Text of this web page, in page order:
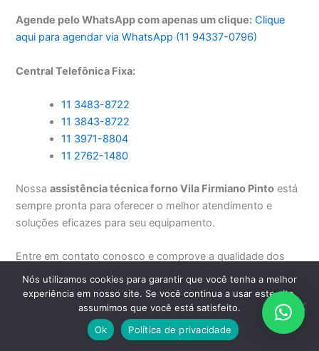
Agende pelo WhatsApp com apenas um clique: Clique
aqui para agendar via WhatsApp (11 94337-0796)
Central Telefônica Fixa:
11 3483-8722
11 3843-8722
11 3971-8804
11 2762-1480
Nossaassistência técnica forno Vila Firmiano Pinto está
sempre pronta para oferecer o melhor atendimento e
soluções eficazes para seu equipamento.
Entre em contato conosco e comprove a qualidade dos
nossos serviços!
Precisando instalar, consertar, reparar ou fazer a
manutenção dos seus eletrodomésticos importados ou
nacionais, fale com a
Electroserve São Paulo.
Nós utilizamos cookies para garantir que você tenha a melhor
experiência em nosso site. Se você continua a usar este site,
assumimos que você está satisfeito.
Ok
Política de privacidade